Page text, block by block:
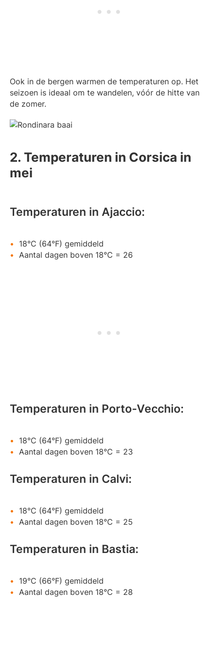
Ook in de bergen warmen de temperaturen op. Het
seizoen is ideaal om te wandelen, vóór de hitte van
de zomer.
2. Temperaturen in Corsica in
mei
Temperaturen in Ajaccio:
18°C (64°F) gemiddeld
Aantal dagen boven 18°C = 26
Temperaturen in Porto-Vecchio:
18°C (64°F) gemiddeld
Aantal dagen boven 18°C = 23
Temperaturen in Calvi:
18°C (64°F) gemiddeld
Aantal dagen boven 18°C = 25
Temperaturen in Bastia:
19°C (66°F) gemiddeld
Aantal dagen boven 18°C = 28